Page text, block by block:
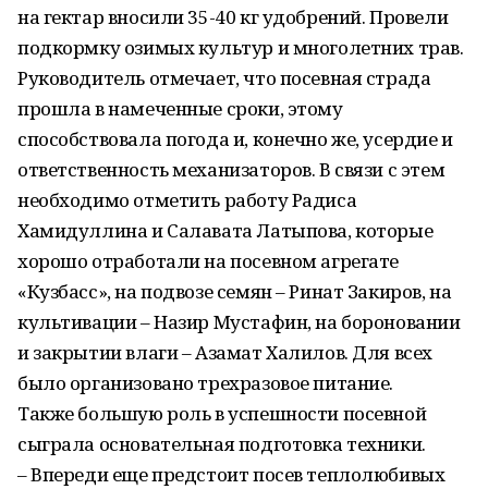
на гектар вносили 35-40 кг удобрений. Провели
подкормку озимых культур и многолетних трав.
Руководитель отмечает, что посевная страда
прошла в намеченные сроки, этому
способствовала погода и, конечно же, усердие и
ответственность механизаторов. В связи с этем
необходимо отметить работу Радиса
Хамидуллина и Салавата Латыпова, которые
хорошо отработали на посевном агрегате
«Кузбасс», на подвозе семян – Ринат Закиров, на
культивации – Назир Мустафин, на бороновании
и закрытии влаги – Азамат Халилов. Для всех
было организовано трехразовое питание.
Также большую роль в успешности посевной
сыграла основательная подготовка техники.
– Впереди еще предстоит посев теплолюбивых